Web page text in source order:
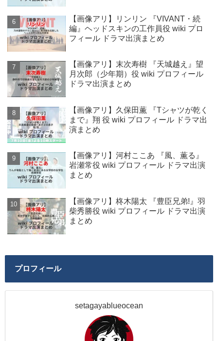
【画像アリ】リンリン 『VIVANT・続
編』ヘッドスキンの工作員役 wiki プロ
フィール ドラマ出演まとめ
【画像アリ】末次寿樹 『天城越え』望
月次郎（少年期）役 wiki プロフィール
ドラマ出演まとめ
【画像アリ】久保田薫 『Tシャツが乾く
まで』翔 役 wiki プロフィール ドラマ出
演まとめ
【画像アリ】河村ここあ 『風、薫る』
岩瀬常役 wiki プロフィール ドラマ出演
まとめ
【画像アリ】柊木陽太 『豊臣兄弟!』羽
柴秀勝役 wiki プロフィール ドラマ出演
まとめ
プロフィール
setagayablueocean